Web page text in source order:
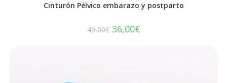
Cinturón Pélvico embarazo y postparto
49,00€ 36,00€